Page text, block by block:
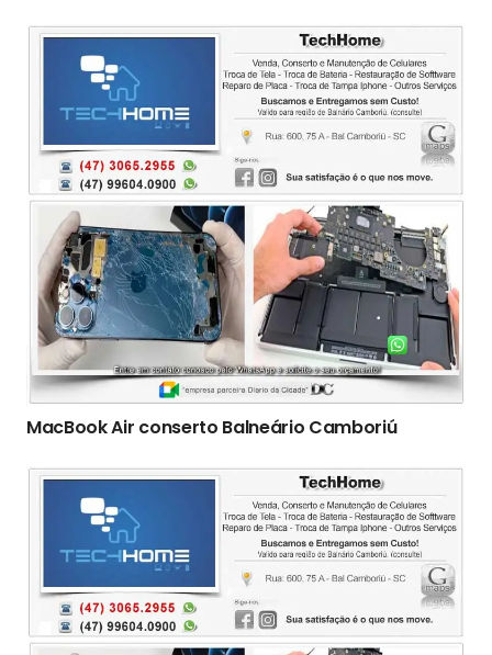
MacBook Air conserto Balneário Camboriú